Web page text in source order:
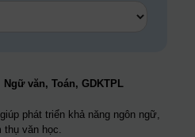
Ngữ văn, Toán, GDKTPL
phát triển khả năng ngôn ngữ,
văn học.